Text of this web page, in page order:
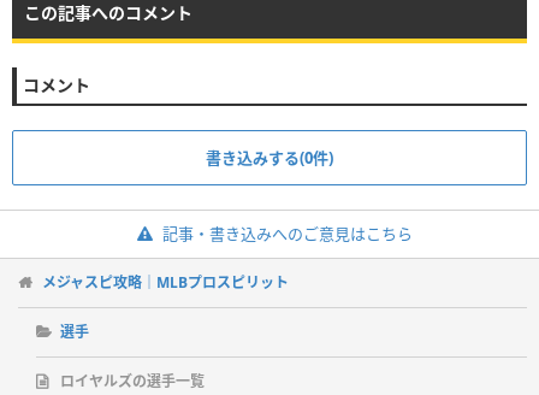
この記事へのコメント
コメント
書き込みする(0件)
記事・書き込みへのご意見はこちら
メジャスピ攻略｜MLBプロスピリット
選手
ロイヤルズの選手一覧